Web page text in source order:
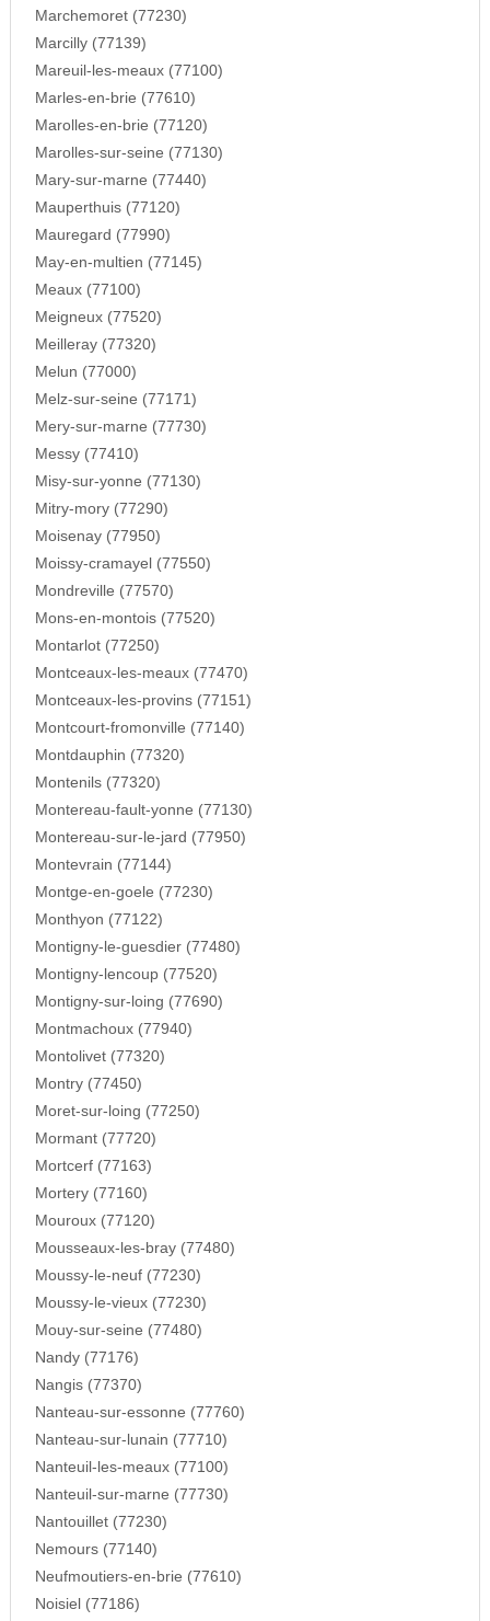
Marchemoret (77230)
Marcilly (77139)
Mareuil-les-meaux (77100)
Marles-en-brie (77610)
Marolles-en-brie (77120)
Marolles-sur-seine (77130)
Mary-sur-marne (77440)
Mauperthuis (77120)
Mauregard (77990)
May-en-multien (77145)
Meaux (77100)
Meigneux (77520)
Meilleray (77320)
Melun (77000)
Melz-sur-seine (77171)
Mery-sur-marne (77730)
Messy (77410)
Misy-sur-yonne (77130)
Mitry-mory (77290)
Moisenay (77950)
Moissy-cramayel (77550)
Mondreville (77570)
Mons-en-montois (77520)
Montarlot (77250)
Montceaux-les-meaux (77470)
Montceaux-les-provins (77151)
Montcourt-fromonville (77140)
Montdauphin (77320)
Montenils (77320)
Montereau-fault-yonne (77130)
Montereau-sur-le-jard (77950)
Montevrain (77144)
Montge-en-goele (77230)
Monthyon (77122)
Montigny-le-guesdier (77480)
Montigny-lencoup (77520)
Montigny-sur-loing (77690)
Montmachoux (77940)
Montolivet (77320)
Montry (77450)
Moret-sur-loing (77250)
Mormant (77720)
Mortcerf (77163)
Mortery (77160)
Mouroux (77120)
Mousseaux-les-bray (77480)
Moussy-le-neuf (77230)
Moussy-le-vieux (77230)
Mouy-sur-seine (77480)
Nandy (77176)
Nangis (77370)
Nanteau-sur-essonne (77760)
Nanteau-sur-lunain (77710)
Nanteuil-les-meaux (77100)
Nanteuil-sur-marne (77730)
Nantouillet (77230)
Nemours (77140)
Neufmoutiers-en-brie (77610)
Noisiel (77186)